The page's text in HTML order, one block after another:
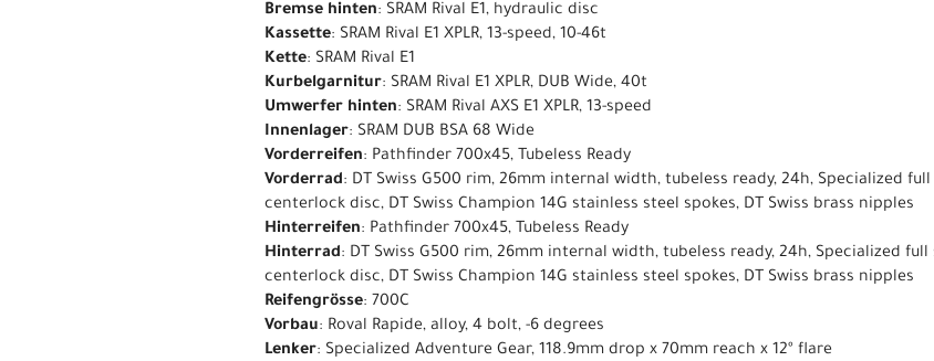
Bremse hinten: SRAM Rival E1, hydraulic disc
Kassette: SRAM Rival E1 XPLR, 13-speed, 10-46t
Kette: SRAM Rival E1
Kurbelgarnitur: SRAM Rival E1 XPLR, DUB Wide, 40t
Umwerfer hinten: SRAM Rival AXS E1 XPLR, 13-speed
Innenlager: SRAM DUB BSA 68 Wide
Vorderreifen: Pathfinder 700x45, Tubeless Ready
Vorderrad: DT Swiss G500 rim, 26mm internal width, tubeless ready, 24h, Specialized
centerlock disc, DT Swiss Champion 14G stainless steel spokes, DT Swiss brass nipples
Hinterreifen: Pathfinder 700x45, Tubeless Ready
Hinterrad: DT Swiss G500 rim, 26mm internal width, tubeless ready, 24h, Specialized
centerlock disc, DT Swiss Champion 14G stainless steel spokes, DT Swiss brass nipples
Reifengrösse: 700C
Vorbau: Roval Rapide, alloy, 4 bolt, -6 degrees
Lenker: Specialized Adventure Gear, 118.9mm drop x 70mm reach x 12º flare